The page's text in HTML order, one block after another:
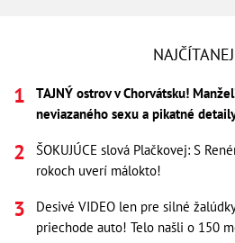
TAJNÝ ostrov v Chorvátsku!
neviazaného sexu a pikatné
ŠOKUJÚCE slová Plačkovej: S
rokoch uverí málokto!
Desivé VIDEO len pre silné
priechode auto! Telo našli o 150